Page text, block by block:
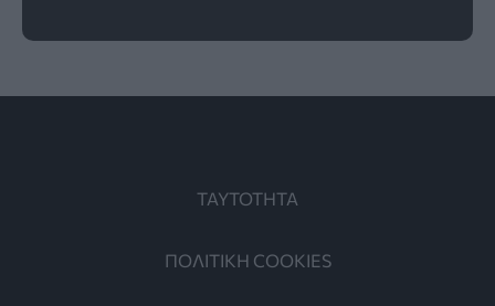
ΤΑΥΤΟΤΗΤΑ
ΠΟΛΙΤΙΚΗ COOKIES